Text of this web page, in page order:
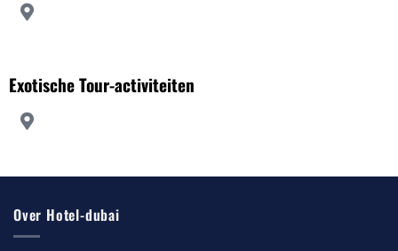
Exotische Tour-activiteiten
Over Hotel-dubai